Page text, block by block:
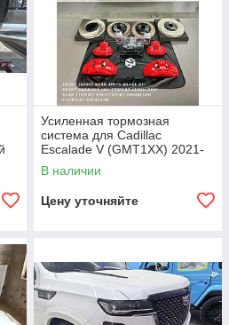
Усиленная тормозная
система для Cadillac
Escalade V (GMT1XX) 2021-
2024+ Кадиллак Кадилак
В наличии
Цену уточняйте